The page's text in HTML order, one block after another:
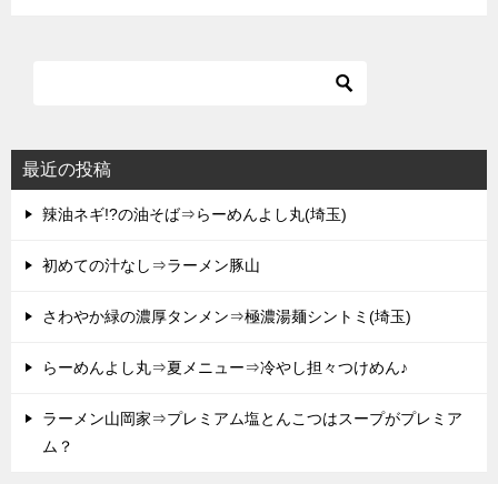
最近の投稿
辣油ネギ!?の油そば⇒らーめんよし丸(埼玉)
初めての汁なし⇒ラーメン豚山
さわやか緑の濃厚タンメン⇒極濃湯麺シントミ(埼玉)
らーめんよし丸⇒夏メニュー⇒冷やし担々つけめん♪
ラーメン山岡家⇒プレミアム塩とんこつはスープがプレミア
ム？